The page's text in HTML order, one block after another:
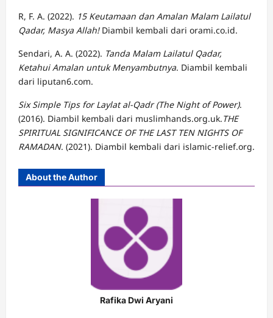
R, F. A. (2022). 15 Keutamaan dan Amalan Malam Lailatul
Qadar, Masya Allah!Diambil kembali dari orami.co.id.
Sendari, A. A. (2022). Tanda Malam Lailatul Qadar,
Ketahui Amalan untuk Menyambutnya. Diambil kembali
dari liputan6.com.
Six Simple Tips for Laylat al-Qadr (The Night of Power).
(2016). Diambil kembali dari muslimhands.org.uk.THE
SPIRITUAL SIGNIFICANCE OF THE LAST TEN NIGHTS OF
RAMADAN. (2021). Diambil kembali dari islamic-relief.org.
About the Author
Rafika Dwi Aryani